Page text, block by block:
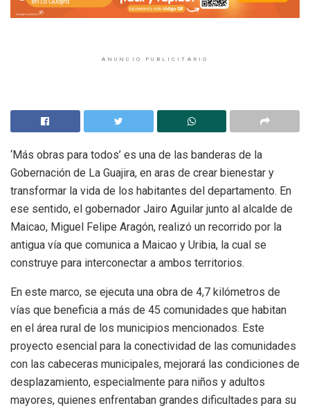
ANUNCIO PUBLICITARIO
‘Más obras para todos’ es una de las banderas de la
Gobernación de La Guajira, en aras de crear bienestar y
transformar la vida de los habitantes del departamento. En
ese sentido, el gobernador Jairo Aguilar junto al alcalde de
Maicao, Miguel Felipe Aragón, realizó un recorrido por la
antigua vía que comunica a Maicao y Uribia, la cual se
construye para interconectar a ambos territorios.
En este marco, se ejecuta una obra de 4,7 kilómetros de
vías que beneficia a más de 45 comunidades que habitan
en el área rural de los municipios mencionados. Este
proyecto esencial para la conectividad de las comunidades
con las cabeceras municipales, mejorará las condiciones de
desplazamiento, especialmente para niños y adultos
mayores, quienes enfrentaban grandes dificultades para su